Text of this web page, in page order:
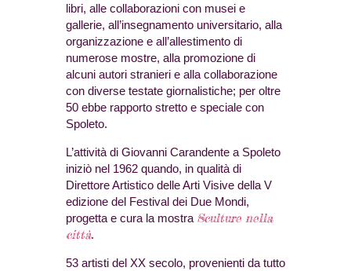
libri, alle collaborazioni con musei e
gallerie, all’insegnamento universitario, alla
organizzazione e all’allestimento di
numerose mostre, alla promozione di
alcuni autori stranieri e alla collaborazione
con diverse testate giornalistiche; per oltre
50 ebbe rapporto stretto e speciale con
Spoleto.
L’attività di Giovanni Carandente a Spoleto
iniziò nel 1962 quando, in qualità di
Direttore Artistico delle Arti Visive della V
edizione del Festival dei Due Mondi,
progetta e cura la mostra Sculture nella
città.
53 artisti del XX secolo, provenienti da tutto